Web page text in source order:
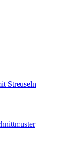
Streuseln